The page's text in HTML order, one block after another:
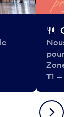
Nous
pour
Zone.
T1 —
Suivant